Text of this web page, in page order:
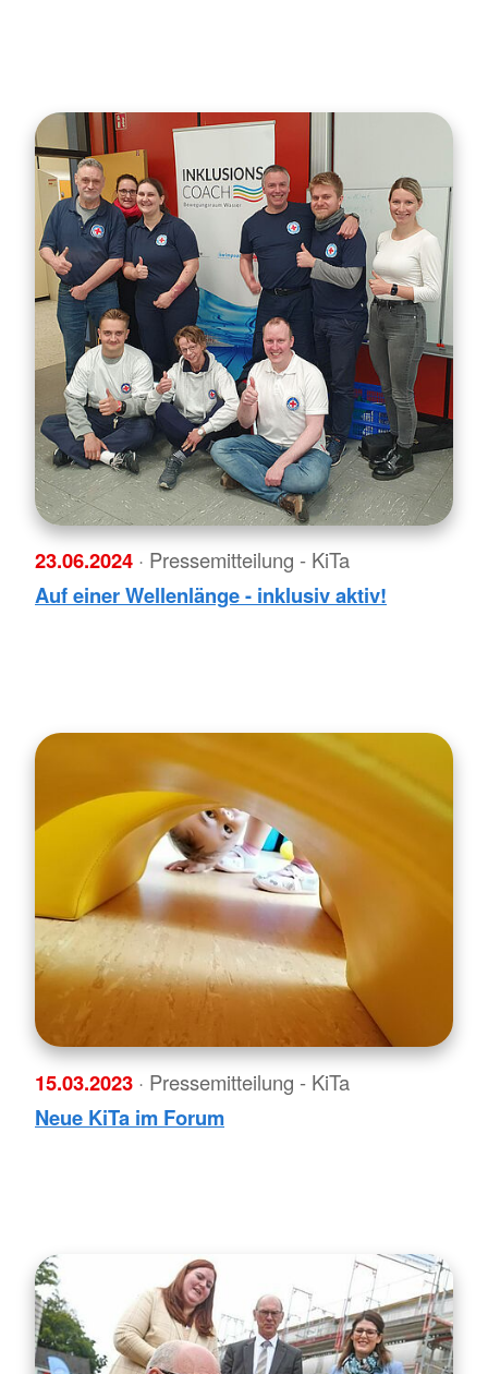
23.06.2024 · Pressemitteilung - KiTa
Auf einer Wellenlänge - inklusiv aktiv!
15.03.2023 · Pressemitteilung - KiTa
Neue KiTa im Forum